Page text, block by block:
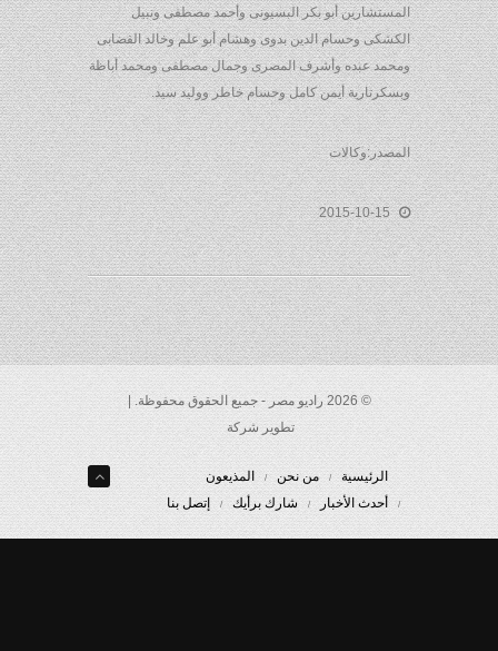
المستشارين أبو بكر البسيونى وأحمد مصطفى ونبيل
الكشكى وحسام الدين بدوى وهشام أبو علم وخالد القضابى
ومحمد عبده وأشرف المصرى وجمال مصطفى ومحمد أباظة
وبسكرتارية أيمن كامل وحسام خاطر ووليد سيد.
المصدر:وكالات
2015-10-15
© 2026 راديو مصر - جميع الحقوق محفوظة. |
تطوير شركة
الرئيسية من نحن
المذيعون
أحدث الأخبار
شارك برأيك إتصل بنا